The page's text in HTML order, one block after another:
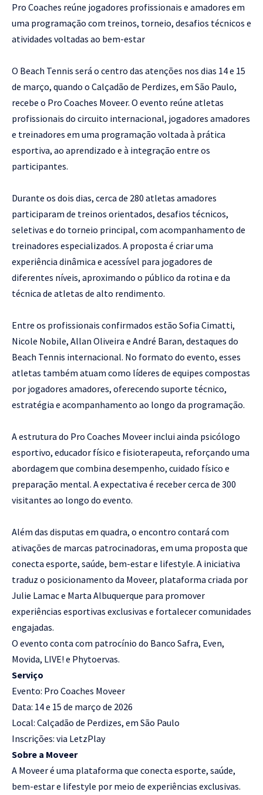
Pro Coaches reúne jogadores profissionais e amadores em
uma programação com treinos, torneio, desafios técnicos e
atividades voltadas ao bem-estar
O Beach Tennis será o centro das atenções nos dias 14 e 15
de março, quando o Calçadão de Perdizes, em São Paulo,
recebe o Pro Coaches Moveer. O evento reúne atletas
profissionais do circuito internacional, jogadores amadores
e treinadores em uma programação voltada à prática
esportiva, ao aprendizado e à integração entre os
participantes.
Durante os dois dias, cerca de 280 atletas amadores
participaram de treinos orientados, desafios técnicos,
seletivas e do torneio principal, com acompanhamento de
treinadores especializados. A proposta é criar uma
experiência dinâmica e acessível para jogadores de
diferentes níveis, aproximando o público da rotina e da
técnica de atletas de alto rendimento.
Entre os profissionais confirmados estão Sofia Cimatti,
Nicole Nobile, Allan Oliveira e André Baran, destaques do
Beach Tennis internacional. No formato do evento, esses
atletas também atuam como líderes de equipes compostas
por jogadores amadores, oferecendo suporte técnico,
estratégia e acompanhamento ao longo da programação.
A estrutura do Pro Coaches Moveer inclui ainda psicólogo
esportivo, educador físico e fisioterapeuta, reforçando uma
abordagem que combina desempenho, cuidado físico e
preparação mental. A expectativa é receber cerca de 300
visitantes ao longo do evento.
Além das disputas em quadra, o encontro contará com
ativações de marcas patrocinadoras, em uma proposta que
conecta esporte, saúde, bem-estar e lifestyle. A iniciativa
traduz o posicionamento da Moveer, plataforma criada por
Julie Lamac e Marta Albuquerque para promover
experiências esportivas exclusivas e fortalecer comunidades
engajadas.
O evento conta com patrocínio do Banco Safra, Even,
Movida, LIVE! e Phytoervas.
Serviço
Evento: Pro Coaches Moveer
Data: 14 e 15 de março de 2026
Local: Calçadão de Perdizes, em São Paulo
Inscrições: via LetzPlay
Sobre a Moveer
A Moveer é uma plataforma que conecta esporte, saúde,
bem-estar e lifestyle por meio de experiências exclusivas.